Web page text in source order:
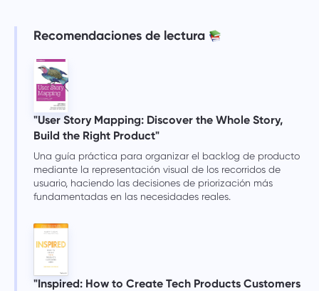
Recomendaciones de lectura
"User Story Mapping: Discover the Whole Story,
Build the Right Product"
Una guía práctica para organizar el backlog de producto
mediante la representación visual de los recorridos de
usuario, haciendo las decisiones de priorización más
fundamentadas en las necesidades reales.
"Inspired: How to Create Tech Products Customers